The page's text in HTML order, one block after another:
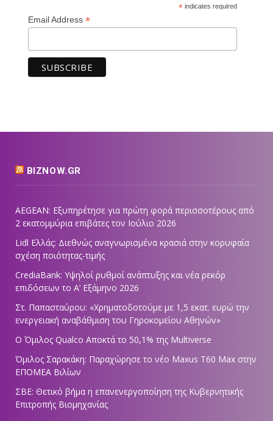
*indicates required
Email Address *
BIZNOW.GR
AEGEAN: Εξυπηρέτησε για πρώτη φορά περισσοτέρους από
2 εκατομμύρια επιβάτες τον Ιούλιο 2026
Lidl Ελλάς: Διεθνώς αναγνωρισμένα κρασιά στην κορυφαία
σχέση ποιότητας-τιμής
CrediaBank: Υψηλοί ρυθμοί ανάπτυξης και νέα ρεκόρ
επιδόσεων το Α’ Εξάμηνο 2026
Στ. Παπασταύρου: «Χρηματοδοτούμε με 1,5 εκατ. ευρώ την
ενεργειακή αναβάθμιση του Γηροκομείου Αθηνών»
Ο Όμιλος Qualco Αποκτά το 50,1% της Multiverse
Όμιλος Σαρακάκη: Παραχώρησε το νέο Maxus T60 Max στην
ΕΠΟΜΕΑ Βιλίων
ΣΒΕ: Θετικό βήμα η επανενεργοποίηση της Κυβερνητικής
Επιτροπής Βιομηχανίας